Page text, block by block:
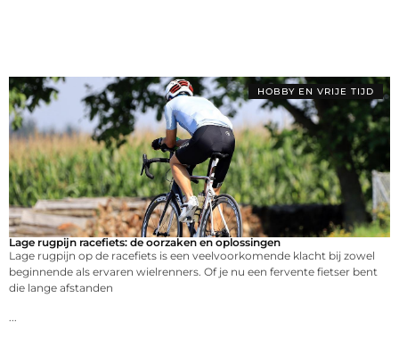
HOBBY EN VRIJE TIJD
Lage rugpijn racefiets: de oorzaken en oplossingen
Lage rugpijn op de racefiets is een veelvoorkomende klacht bij zowel
beginnende als ervaren wielrenners. Of je nu een fervente fietser bent
die lange afstanden